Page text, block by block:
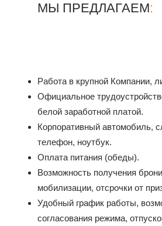
МЫ ПРЕДЛАГАЕМ:
Работа в крупной Компании,
Официальное
белой заработной платой.
Корпоративный автомобиль,
телефон, ноутбук.
Оплата питания (обеды).
Возможность получения
мобилизации, отсрочки от
Удобный график работы,
согласования режима,